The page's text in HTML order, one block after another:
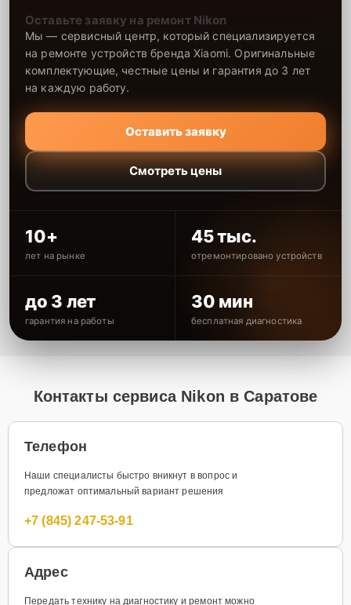
Оставьте заявку на ремонт Nikon
Мы — сервисный центр, который специализируется
на ремонте устройств бренда Xiaomi. Оригинальные
комплектующие, честные цены и гарантия до 3 лет
на каждую работу.
Оставить заявку
Смотреть цены
10+
лет на рынке
45 тыс.
отремонтировано устройств
до 3 лет
гарантия на работы
30 мин
бесплатная диагностика
Контакты сервиса Nikon в Саратове
Телефон
Наши специалисты быстро вникнут в вопрос и
предложат оптимальный вариант решения
+7 (845) 247-53-91
Адрес
Передать технику на диагностику и ремонт можно